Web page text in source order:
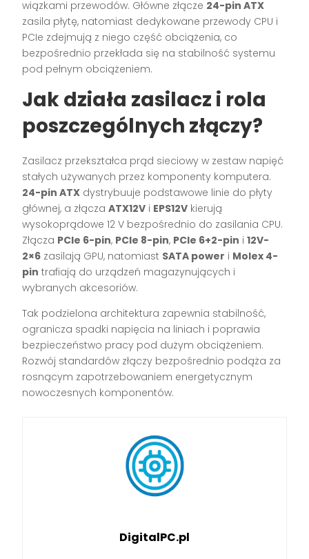
wiązkami przewodów. Główne złącze 24-pin ATX
zasila płytę, natomiast dedykowane przewody CPU i
PCIe zdejmują z niego część obciążenia, co
bezpośrednio przekłada się na stabilność systemu
pod pełnym obciążeniem.
Jak działa zasilacz i rola
poszczególnych złączy?
Zasilacz przekształca prąd sieciowy w zestaw napięć
stałych używanych przez komponenty komputera.
24-pin ATX dystrybuuje podstawowe linie do płyty
głównej, a złączaATX12V i EPS12V kierują
wysokoprądowe 12 V bezpośrednio do zasilania CPU.
Złącza PCIe 6-pin, PCIe 8-pin, PCIe 6+2-pin i12V-
2×6 zasilają GPU, natomiast SATA power i Molex 4-
pin trafiają do urządzeń magazynujących i
wybranych akcesoriów.
Tak podzielona architektura zapewnia stabilność,
ogranicza spadki napięcia na liniach i poprawia
bezpieczeństwo pracy pod dużym obciążeniem.
Rozwój standardów złączy bezpośrednio podąża za
rosnącym zapotrzebowaniem energetycznym
nowoczesnych komponentów.
DigitalPC.pl